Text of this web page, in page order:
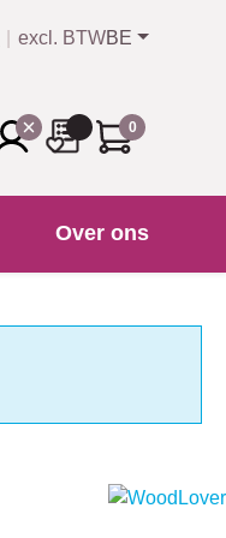
excl. BTWBE
0
Over ons